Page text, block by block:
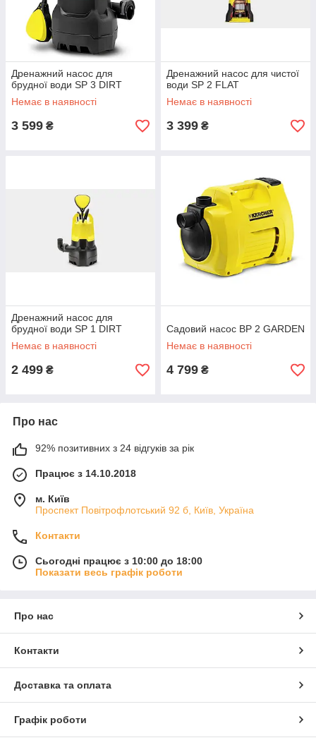
Дренажний насос для
брудної води SP 3 DIRT
Немає в наявності
3 599 ₴
Дренажний насос для чистої
води SP 2 FLAT
Немає в наявності
3 399 ₴
Дренажний насос для
брудної води SP 1 DIRT
Немає в наявності
2 499 ₴
Садовий насос BP 2 GARDEN
Немає в наявності
4 799 ₴
Про нас
92% позитивних з 24 відгуків за рік
Працює з 14.10.2018
м. Київ
Проспект Повітрофлотський 92 б, Київ, Україна
Контакти
Сьогодні працює з 10:00 до 18:00
Показати весь графік роботи
Про нас
Контакти
Доставка та оплата
Графік роботи